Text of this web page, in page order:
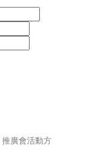
廣會活動方